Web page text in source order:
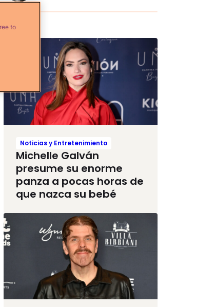
Más...
Noticias y Entretenimiento
Michelle Galván
presume su enorme
panza a pocas horas de
que nazca su bebé
to